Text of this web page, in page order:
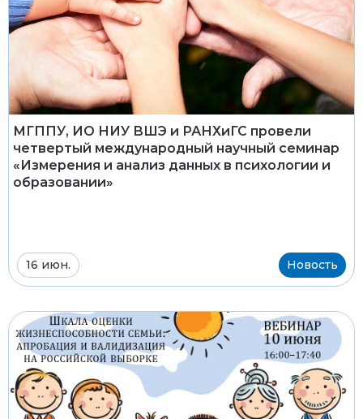
МГППУ, ИО НИУ ВШЭ и РАНХиГС провели
четвертый международный научный семинар
«Измерения и анализ данных в психологии и
образовании»
16 июн. Новость